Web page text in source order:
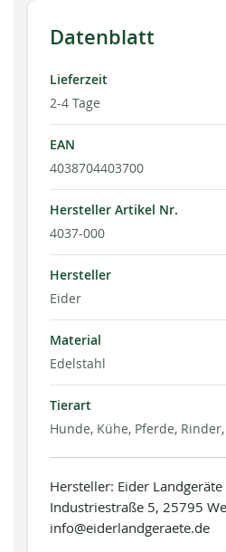
Datenblatt
Lieferzeit
2-4 Tage
EAN
4038704403700
Hersteller Artikel Nr.
4037-000
Hersteller
Eider
Material
Edelstahl
Tierart
Hunde, Kühe, Pferde,
Hersteller: Eider
Industriestraße 5, 25795
info@eiderlandgeraete.de